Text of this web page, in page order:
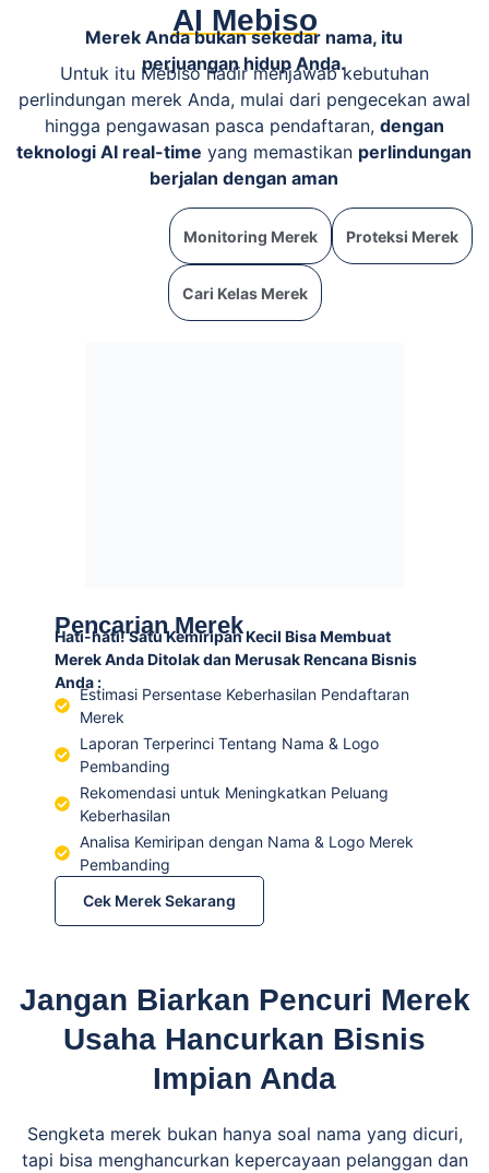
AI Mebiso
Merek Anda bukan sekedar nama, itu
perjuangan hidup Anda.
Untuk itu Mebiso hadir menjawab kebutuhan
perlindungan merek Anda, mulai dari pengecekan awal
hingga pengawasan pasca pendaftaran, dengan
teknologi AI real-time yang memastikan perlindungan
berjalan dengan aman
Monitoring Merek Proteksi Merek
Cari Kelas Merek
Pencarian Merek
Hati-hati! Satu Kemiripan Kecil Bisa Membuat
Merek Anda Ditolak dan Merusak Rencana Bisnis
Anda :
Estimasi Persentase Keberhasilan Pendaftaran
Merek
Laporan Terperinci Tentang Nama & Logo
Pembanding
Rekomendasi untuk Meningkatkan Peluang
Keberhasilan
Analisa Kemiripan dengan Nama & Logo Merek
Pembanding
Cek Merek Sekarang
Jangan Biarkan Pencuri Merek
Usaha Hancurkan Bisnis
Impian Anda
Sengketa merek bukan hanya soal nama yang dicuri,
tapi bisa menghancurkan kepercayaan pelanggan dan